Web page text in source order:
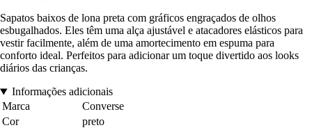
Sapatos baixos de lona preta com gráficos engraçados de olhos
esbugalhados. Eles têm uma alça ajustável e atacadores elásticos para
vestir facilmente, além de uma amortecimento em espuma para
conforto ideal. Perfeitos para adicionar um toque divertido aos looks
diários das crianças.
Informações adicionais
Marca
Converse
Cor
preto